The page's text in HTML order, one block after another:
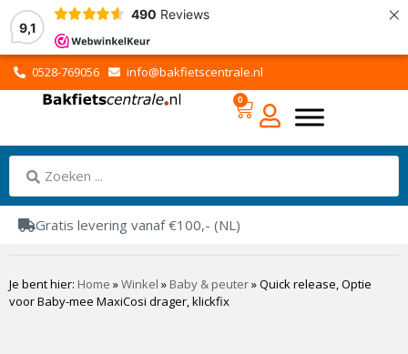
9,1
490 Reviews ×
0528-769056 info@bakfietscentrale.nl
0
Gratis levering vanaf €100,- (NL)
Je bent hier: Home »Winkel » Baby & peuter»Quick release, Optie
voor Baby-mee MaxiCosi drager, klickfix